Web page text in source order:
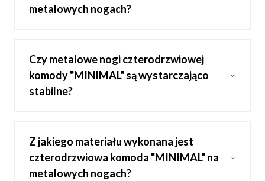
metalowych nogach?
Czy metalowe nogi czterodrzwiowej
komody "MINIMAL" są wystarczająco
stabilne?
Z jakiego materiału wykonana jest
czterodrzwiowa komoda "MINIMAL" na
metalowych nogach?